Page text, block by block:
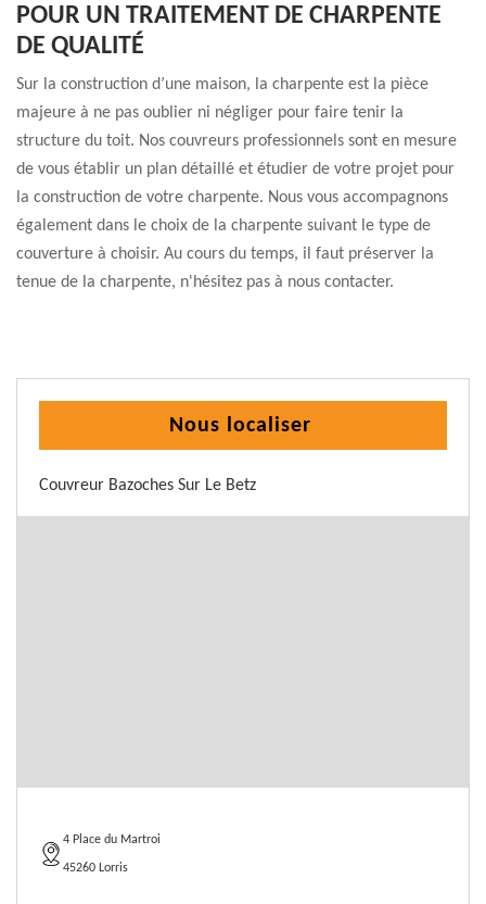
POUR UN TRAITEMENT DE CHARPENTE
DE QUALITÉ
Sur la construction d’une maison, la charpente est la pièce
majeure à ne pas oublier ni négliger pour faire tenir la
structure du toit. Nos couvreurs professionnels sont en mesure
de vous établir un plan détaillé et étudier de votre projet pour
la construction de votre charpente. Nous vous accompagnons
également dans le choix de la charpente suivant le type de
couverture à choisir. Au cours du temps, il faut préserver la
tenue de la charpente, n'hésitez pas à nous contacter.
Nous localiser
Couvreur Bazoches Sur Le Betz
4 Place du Martroi
45260 Lorris